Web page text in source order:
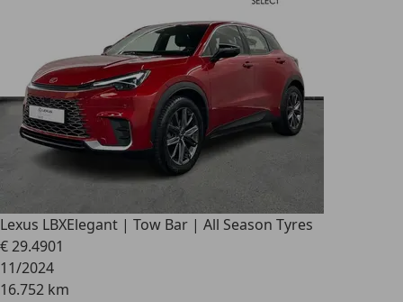
Lexus LBXElegant | Tow Bar | All Season Tyres
€ 29.4901
11/2024
16.752 km